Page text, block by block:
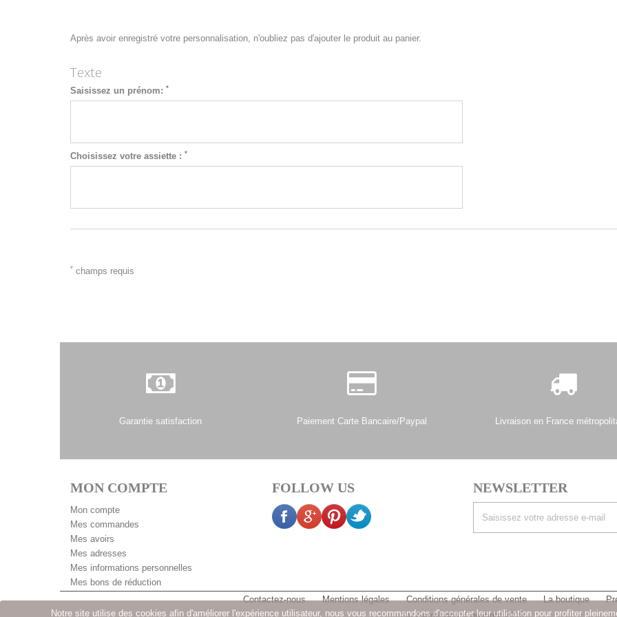
Notre site utilise des cookies afin d'améliorer l'expérience utilisateur, nous vous recommandons d'accepter leur utilisation pour profiter
Après avoir enregistré votre personnalisation, n'oubliez pas d'ajouter le produit au panier.
Texte
Saisissez un prénom: *
Choisissez votre assiette : *
* champs requis
Garantie satisfaction Paiement Carte Bancaire/Paypal Livraison en France
MON COMPTE
Mon compte
Mes commandes
Mes avoirs
Mes adresses
Mes informations personnelles
Mes bons de réduction
FOLLOW US NEWSLETTER
Contactez-nous Mentions légales Conditions générales de vente La boutique
Au Gardénia © Copyright 2016